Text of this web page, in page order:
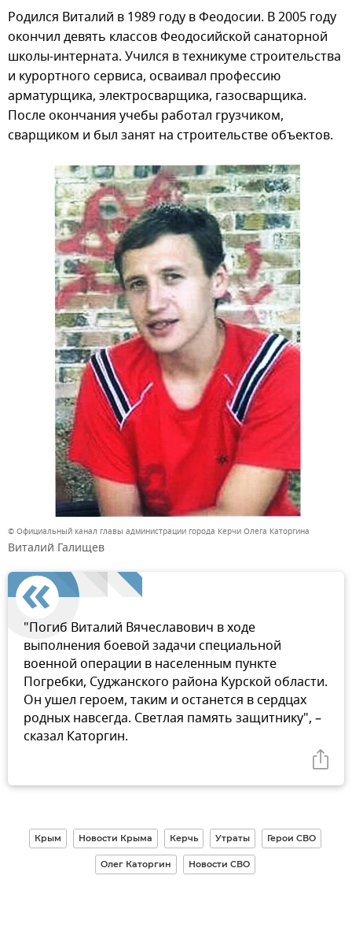
Родился Виталий в 1989 году в Феодосии. В 2005 году
окончил девять классов Феодосийской санаторной
школы-интерната. Учился в техникуме строительства
и курортного сервиса, осваивал профессию
арматурщика, электросварщика, газосварщика.
После окончания учебы работал грузчиком,
сварщиком и был занят на строительстве объектов.
© Официальный канал главы администрации города Керчи Олега Каторгина
Виталий Галищев
"Погиб Виталий Вячеславович в ходе
выполнения боевой задачи специальной
военной операции в населенным пункте
Погребки, Суджанского района Курской области.
Он ушел героем, таким и останется в сердцах
родных навсегда. Светлая память защитнику", –
сказал Каторгин.
Крым Новости Крыма Керчь Утраты Герои СВО
Олег Каторгин Новости СВО